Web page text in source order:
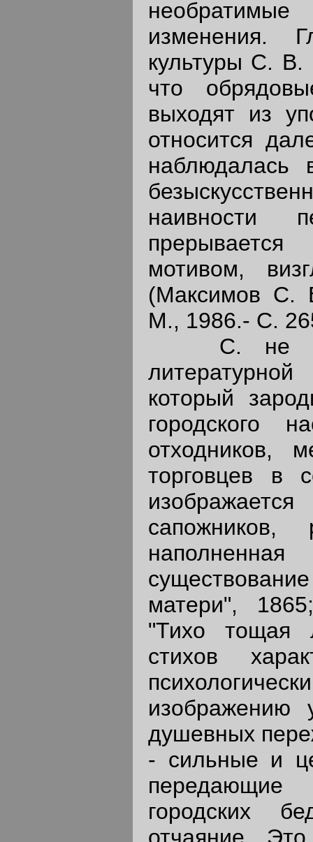
изменения.
культуры С.
что
выходят из
относится
наблюдалась
наивности
мотивом,
(Максимов С.
М., 1986.- С.
С. не
который
городского
отходников,
торговцев в
сапожников,
матери",
"Тихо тощая
стихов
изображению
душевных
- сильные и
передающие
городских